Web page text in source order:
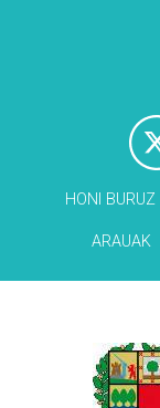
HONI BURUZ
ARAUAK